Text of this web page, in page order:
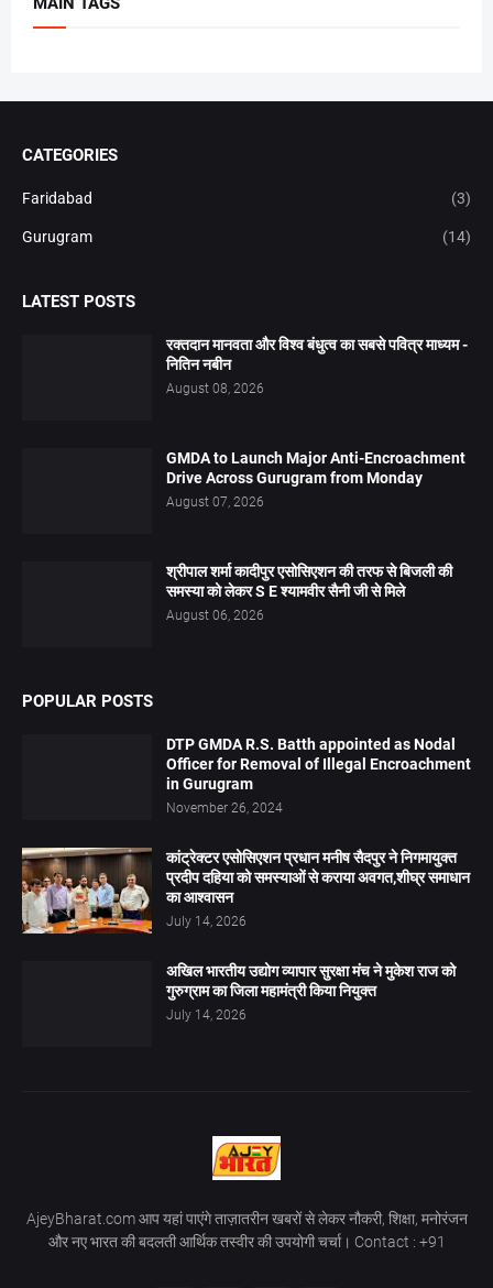
CATEGORIES
Faridabad (3)
Gurugram (14)
LATEST POSTS
रक्तदान मानवता और विश्व बंधुत्व का सबसे पवित्र माध्यम -
नितिन नबीन
August 08, 2026
GMDA to Launch Major Anti-Encroachment
Drive Across Gurugram from Monday
August 07, 2026
श्रीपाल शर्मा कादीपुर एसोसिएशन की तरफ से बिजली की
समस्या को लेकर S E श्यामवीर सैनी जी से मिले
August 06, 2026
POPULAR POSTS
DTP GMDA R.S. Batth appointed as Nodal
Officer for Removal of Illegal Encroachment
in Gurugram
November 26, 2024
कांट्रेक्टर एसोसिएशन प्रधान मनीष सैदपुर ने निगमायुक्त
प्रदीप दहिया को समस्याओं से कराया अवगत,शीघ्र समाधान
का आश्वासन
July 14, 2026
अखिल भारतीय उद्योग व्यापार सुरक्षा मंच ने मुकेश राज को
गुरुग्राम का जिला महामंत्री किया नियुक्त
July 14, 2026
AjeyBharat.com आप यहां पाएंगे ताज़ातरीन खबरों से लेकर नौकरी, शिक्षा, मनोरंजन
और नए भारत की बदलती आर्थिक तस्वीर की उपयोगी चर्चा। Contact : +91